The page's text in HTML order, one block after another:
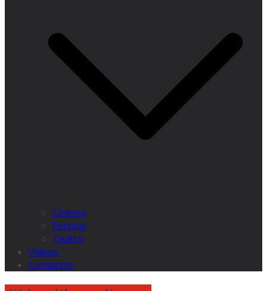
Cinema
Festival
Teatro
Videos
Contactos